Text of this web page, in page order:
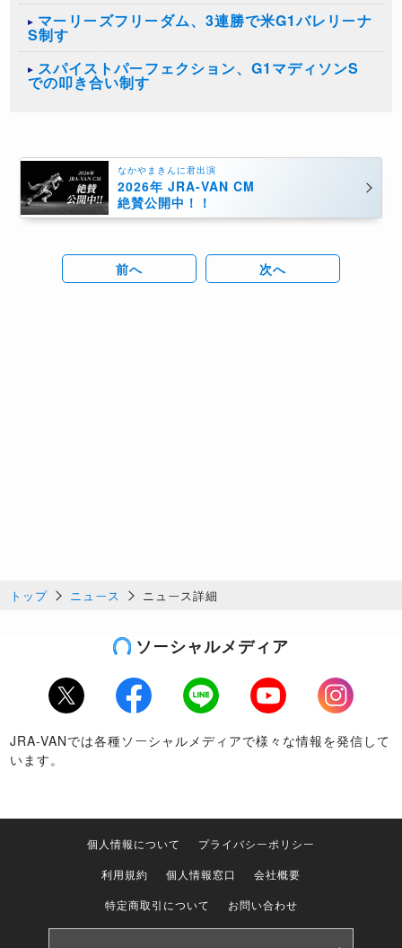
マーリーズフリーダム、3連勝で米G1バレリーナ
S制す
スパイストパーフェクション、G1マディソンS
での叩き合い制す
なかやまきんに君出演
2026年 JRA-VAN CM
絶賛公開中！！
前へ 次へ
トップ ニュース ニュース詳細
ソーシャルメディア
Twitter Facebook LINE Youtube
Instagram
JRA-VANでは各種ソーシャルメディアで様々な情報を発信して
います。
個人情報について
プライバシーポリシー
利用規約
個人情報窓口
会社概要
特定商取引について
お問い合わせ